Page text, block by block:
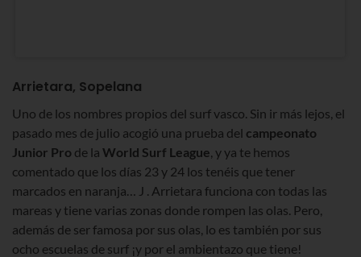
Arrietara, Sopelana
Uno de los nombres propios del surf vasco. Sin ir más lejos, el
pasado mes de julio acogió una prueba del campeonato
Junior Pro de la World Surf League, y ya te hemos
comentado que los días 23 y 24 los tenéis que tener
marcados en naranja… J . Arrietara funciona con todas las
mareas y tiene varias zonas donde rompen las olas. Pero,
además de ser famosa por sus olas, lo es también por sus
ocho escuelas de surf ¡y por el ambientazo que tiene!